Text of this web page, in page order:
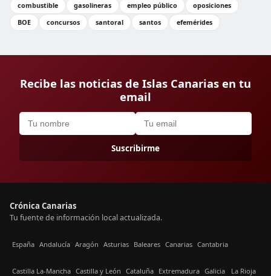
combustible
gasolineras empleo público
oposiciones
BOE
concursos santoral santos efemérides
Recibe las noticias de Islas Canarias en tu
email
Suscribirme
Crónica Canarias
Tu fuente de información local actualizada.
España Andalucía Aragón Asturias Baleares Canarias Cantabria
Castilla La-Mancha Castilla y León Cataluña Extremadura Galicia La Rioja